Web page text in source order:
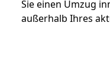
Sie einen Umzug
außerhalb Ihres